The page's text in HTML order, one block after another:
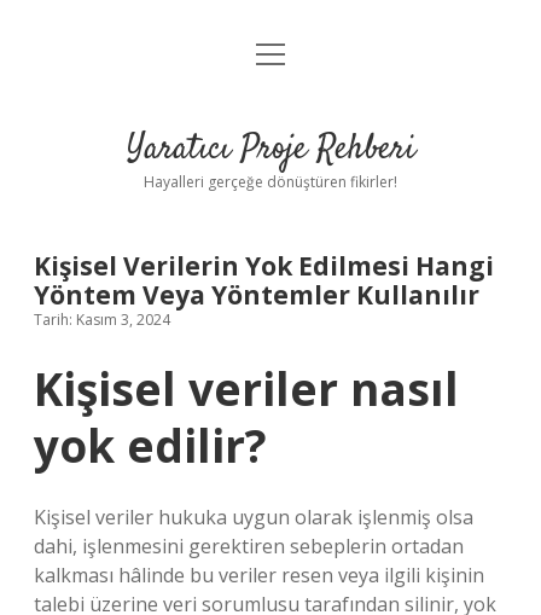
Anasayfa
Yasal Uyarı
menüyü
Yaratıcı Proje Rehberi
Hayalleri gerçeğe dönüştüren fikirler!
Kişisel Verilerin Yok Edilmesi Hangi
Yöntem Veya Yöntemler Kullanılır
Tarih: Kasım 3, 2024
Kişisel veriler nasıl
yok edilir?
Kişisel veriler hukuka uygun olarak işlenmiş olsa
dahi, işlenmesini gerektiren sebeplerin ortadan
kalkması hâlinde bu veriler resen veya ilgili kişinin
talebi üzerine veri sorumlusu tarafından silinir, yok